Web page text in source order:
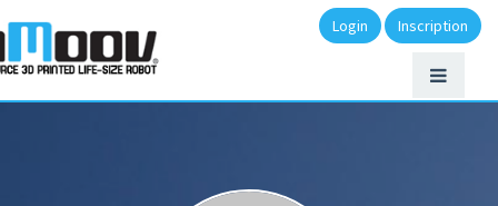
Login Inscription